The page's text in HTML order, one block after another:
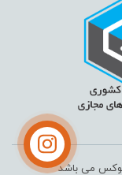
می باشد